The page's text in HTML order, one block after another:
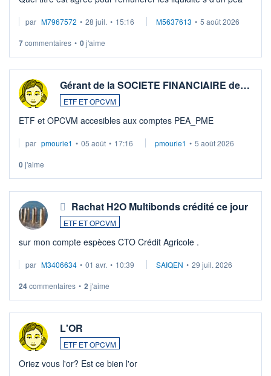
par M7967572 • 28 juil. • 15:16 M5637613 • 5 août 2026
7commentaires • 0j'aime
Gérant de la SOCIETE FINANCIAIRE de…
ETF ET OPCVM
ETF et OPCVM accesibles aux comptes PEA_PME
par pmourie1 • 05 août • 17:16 pmourie1 • 5 août 2026
0j'aime
Rachat H2O Multibonds crédité ce jour
ETF ET OPCVM
sur mon compte espèces CTO Crédit Agricole .
par M3406634 • 01 avr. • 10:39 SAIQEN • 29 juil. 2026
24commentaires • 2 j'aime
L'OR
ETF ET OPCVM
Oriez vous l'or? Est ce bien l'or